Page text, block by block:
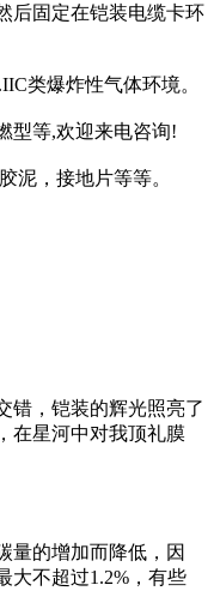
后固定在铠装电缆卡环
类爆炸性气体环境。
型等,欢迎来电咨询!
泥，接地片等等。
错，铠装的辉光照亮了
在星河中对我顶礼膜
量的增加而降低，因
大不超过1.2%，有些